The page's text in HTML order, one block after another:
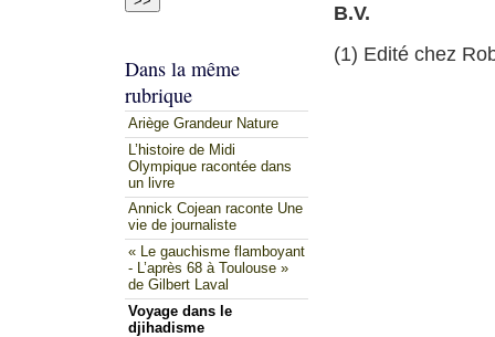
B.V.
(1) Edité chez
Dans la même
rubrique
Ariège Grandeur Nature
L’histoire de Midi
Olympique racontée dans
un livre
Annick Cojean raconte Une
vie de journaliste
« Le gauchisme flamboyant
- L’après 68 à Toulouse »
de Gilbert Laval
Voyage dans le
djihadisme